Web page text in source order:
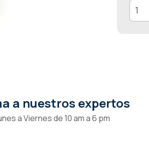
a nuestros expertos
a Viernes de 10 am a 6 pm